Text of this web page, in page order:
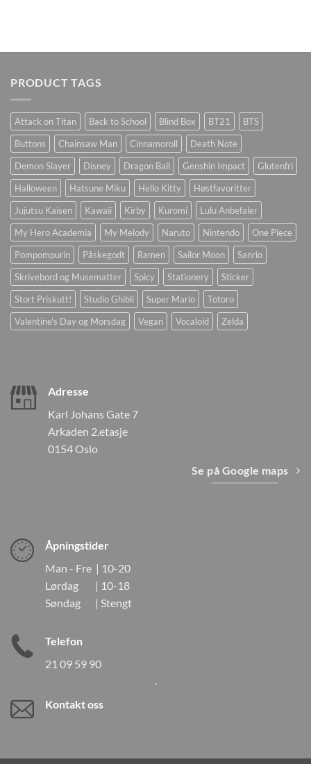
PRODUCT TAGS
Attack on Titan Back to School Blind Box BT21
BTS
Buttons
Chainsaw Man Cinnamoroll
Death Note
Demon Slayer
Disney Dragon Ball Genshin Impact
Glutenfri
Halloween
Hatsune Miku Hello Kitty
Høstfavoritter
Jujutsu Kaisen
Kawaii Kirby Kuromi
Lulu Anbefaler
My Hero Academia
My Melody Naruto Nintendo
One Piece
Pompompurin
Påskegodt Ramen Sailor Moon
Sanrio
Skrivebord og Musematter
Spicy Stationery
Sticker
Stort Priskutt!
Studio Ghibli Super Mario
Totoro
Valentine's Day og Morsdag
Vegan Vocaloid Zelda
Adresse
Karl Johans Gate 7
Arkaden 2.etasje
0154 Oslo
Se på Google maps
Åpningstider
Man - Fre | 10-20
Lørdag | 10-18
Søndag | Stengt
Telefon
21 09 59 90
Kontakt oss